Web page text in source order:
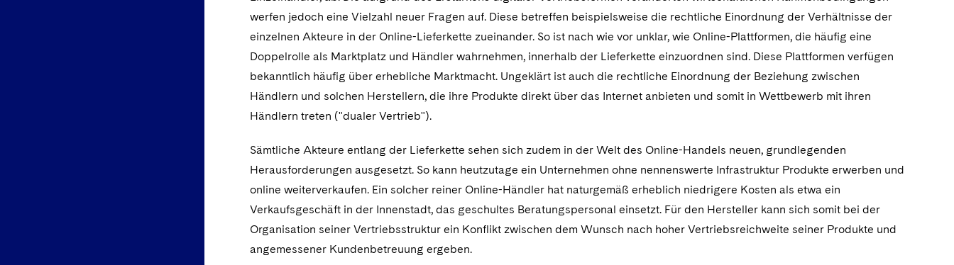
werfen jedoch eine Vielzahl neuer Fragen auf. Diese betreffen beispielsweise die rechtliche Einordnung der Verhältnisse der
einzelnen Akteure in der Online-Lieferkette zueinander. So ist nach wie vor unklar, wie Online-Plattformen, die häufig eine
Doppelrolle als Marktplatz und Händler wahrnehmen, innerhalb der Lieferkette einzuordnen sind. Diese Plattformen verfügen
bekanntlich häufig über erhebliche Marktmacht. Ungeklärt ist auch die rechtliche Einordnung der Beziehung zwischen
Händlern und solchen Herstellern, die ihre Produkte direkt über das Internet anbieten und somit in Wettbewerb mit ihren
Händlern treten ("dualer Vertrieb").
Sämtliche Akteure entlang der Lieferkette sehen sich zudem in der Welt des Online-Handels neuen, grundlegenden
Herausforderungen ausgesetzt. So kann heutzutage ein Unternehmen ohne nennenswerte Infrastruktur Produkte erwerben und
online weiterverkaufen. Ein solcher reiner Online-Händler hat naturgemäß erheblich niedrigere Kosten als etwa ein
Verkaufsgeschäft in der Innenstadt, das geschultes Beratungspersonal einsetzt. Für den Hersteller kann sich somit bei der
Organisation seiner Vertriebsstruktur ein Konflikt zwischen dem Wunsch nach hoher Vertriebsreichweite seiner Produkte und
angemessener Kundenbetreuung ergeben.